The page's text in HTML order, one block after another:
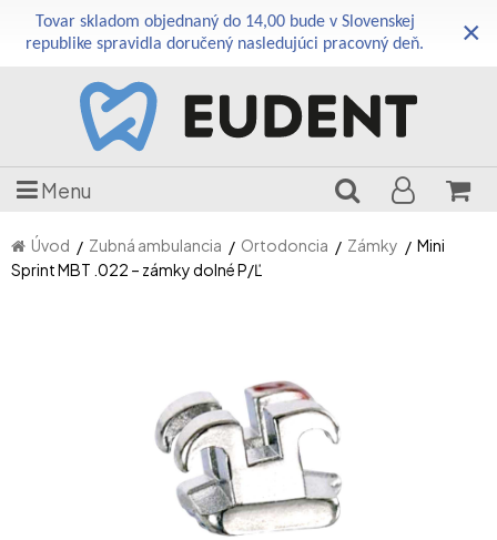
Tovar skladom objednaný do 14,00 bude v Slovenskej
republike spravidla doručený nasledujúci pracovný deň.
×
Menu
Úvod Zubná ambulancia Ortodoncia Zámky
Mini
Sprint MBT .022 – zámky dolné P/Ľ